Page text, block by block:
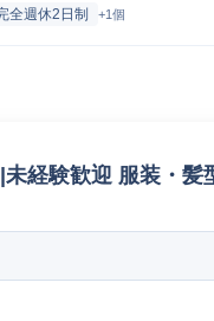
全週休2日制 +1個
経験歓迎 服装・髪